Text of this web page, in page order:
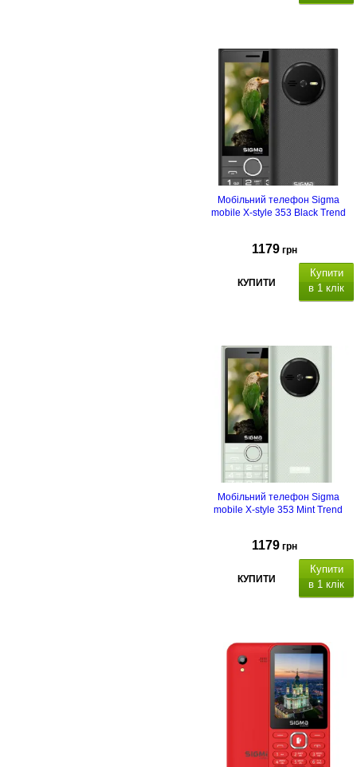
функція OTG
Органайзер :
калькулятор,
календар.
Мобільний телефон Sigma
mobile X-style 353 Black Trend
1179 грн
КУПИТИ
Купити
в 1 клік
ГБ)
телефонна книга
1000 контактів в телефоні,
контактів на карті
пам'яті,картинка та мелодія для
контакту.
Мобільний телефон Sigma
mobile X-style 353 Mint Trend
1179 грн
КУПИТИ
Купити
в 1 клік
ГБ)
телефонна книга
1000 контактів в телефоні,
контактів на карті
картинка та мелодія для